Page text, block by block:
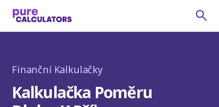
Finanční Kalkulačky
Kalkulačka Poměru